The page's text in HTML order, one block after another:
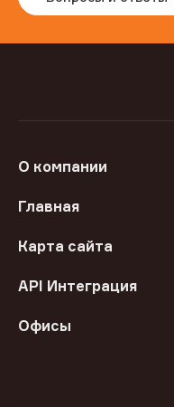
О компании
Главная
Карта сайта
API Интеграция
Офисы